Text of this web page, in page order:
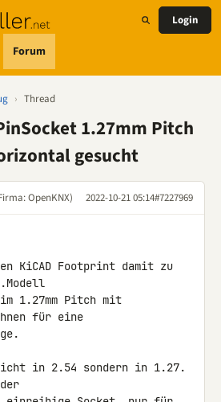
Forum
Login
› Thread
1.27mm Pitch
gesucht
OpenKNX) 2022-10-21 05:14#7227969
KiCAD Footprint damit zu
1.27mm Pitch mit
für eine
in 2.54 sondern in 1.27.